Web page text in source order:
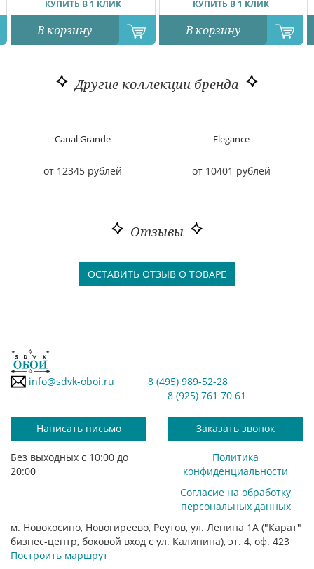
КУПИТЬ В 1 КЛИК
В корзину
КУПИТЬ В 1 КЛИК
В корзину
Другие коллекции бренда
Canal Grande
от 12345 рублей
Elegance
от 10401 рублей
Отзывы
ОСТАВИТЬ ОТЗЫВ О ТОВАРЕ
info@sdvk-oboi.ru
8 (495) 989-52-28
8 (925) 761 70 61
Написать письмо Заказать звонок
Без выходных с 10:00 до
20:00
Политика
конфиденциальности
Согласие на обработку
персональных данных
м. Новокосино, Новогиреево, Реутов, ул. Ленина 1А ("Карат"
бизнес-центр, боковой вход с ул. Калинина), эт. 4, оф. 423
Построить маршрут